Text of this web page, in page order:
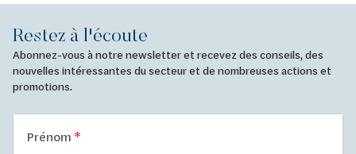
Restez à l'écoute
Abonnez-vous à notre newsletter et recevez des conseils, des
nouvelles intéressantes du secteur et de nombreuses actions et
promotions.
Prénom